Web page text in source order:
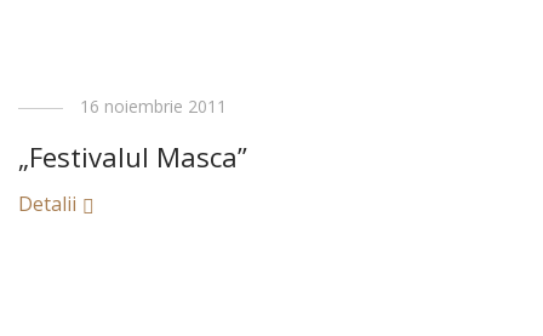
16 noiembrie 2011
„Festivalul Masca”
Detalii